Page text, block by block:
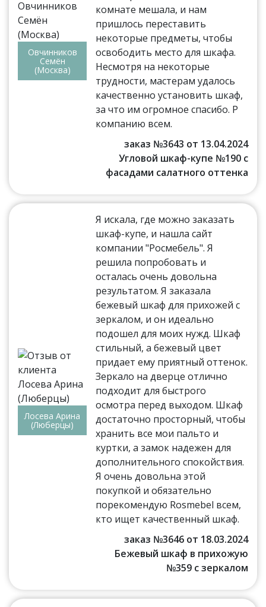
Овчинников
Семён
(Москва)
комнате мешала, и нам
пришлось переставить
некоторые предметы, чтобы
освободить место для шкафа.
Несмотря на некоторые
трудности, мастерам удалось
качественно установить шкаф,
за что им огромное спасибо. Р
компанию всем.
заказ №3643 от 13.04.2024
Угловой шкаф-купе №190 с
фасадами салатного оттенка
Лосева Арина
(Люберцы)
Я искала, где можно заказать
шкаф-купе, и нашла сайт
компании "Росмебель". Я
решила попробовать и
осталась очень довольна
результатом. Я заказала
бежевый шкаф для прихожей с
зеркалом, и он идеально
подошел для моих нужд. Шкаф
стильный, а бежевый цвет
придает ему приятный оттенок.
Зеркало на дверце отлично
подходит для быстрого
осмотра перед выходом. Шкаф
достаточно просторный, чтобы
хранить все мои пальто и
куртки, а замок надежен для
дополнительного спокойствия.
Я очень довольна этой
покупкой и обязательно
порекомендую Rosmebel всем,
кто ищет качественный шкаф.
заказ №3646 от 18.03.2024
Бежевый шкаф в прихожую
№359 с зеркалом